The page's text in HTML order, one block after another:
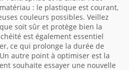
: le plastique est courant,
couleurs possibles. Veillez
soit sûr et protège bien la
est également essentiel
ce qui prolonge la durée de
autre point à optimiser est la
souhaite essayer une nouvelle